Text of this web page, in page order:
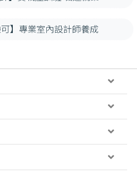
可】專業室內設計師養成